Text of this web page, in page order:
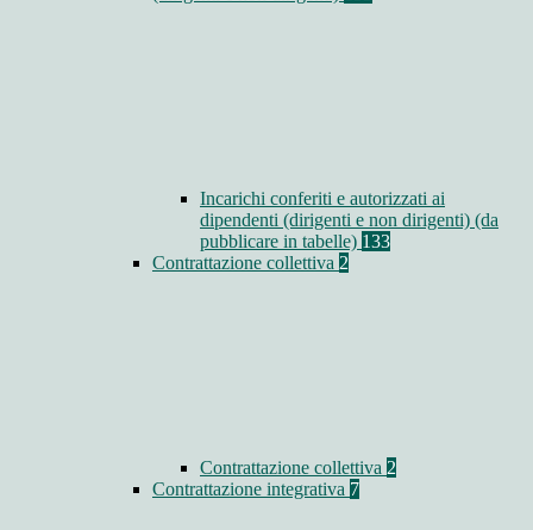
Incarichi conferiti e autorizzati ai
dipendenti (dirigenti e non dirigenti) (da
pubblicare in tabelle) 133
Contrattazione collettiva 2
Contrattazione collettiva 2
Contrattazione integrativa 7